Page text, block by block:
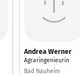
Andrea Werner
Agraringenieurin
Bad Nauheim